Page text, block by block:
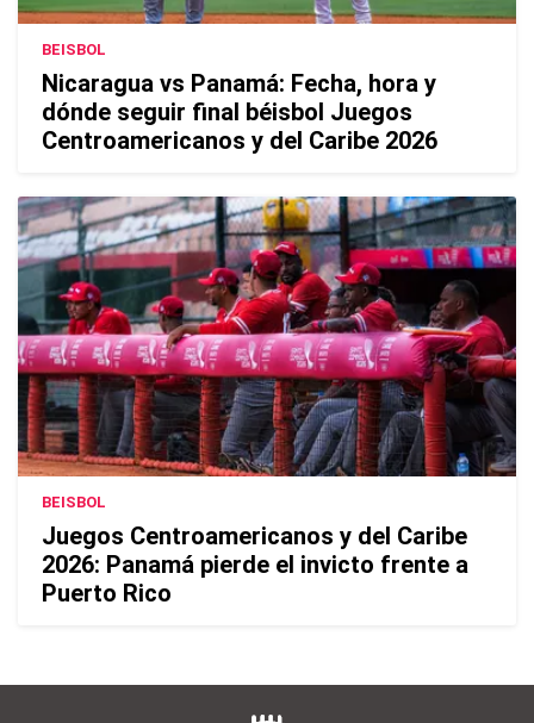
BEISBOL
Nicaragua vs Panamá: Fecha, hora y
dónde seguir final béisbol Juegos
Centroamericanos y del Caribe 2026
BEISBOL
Juegos Centroamericanos y del Caribe
2026: Panamá pierde el invicto frente a
Puerto Rico